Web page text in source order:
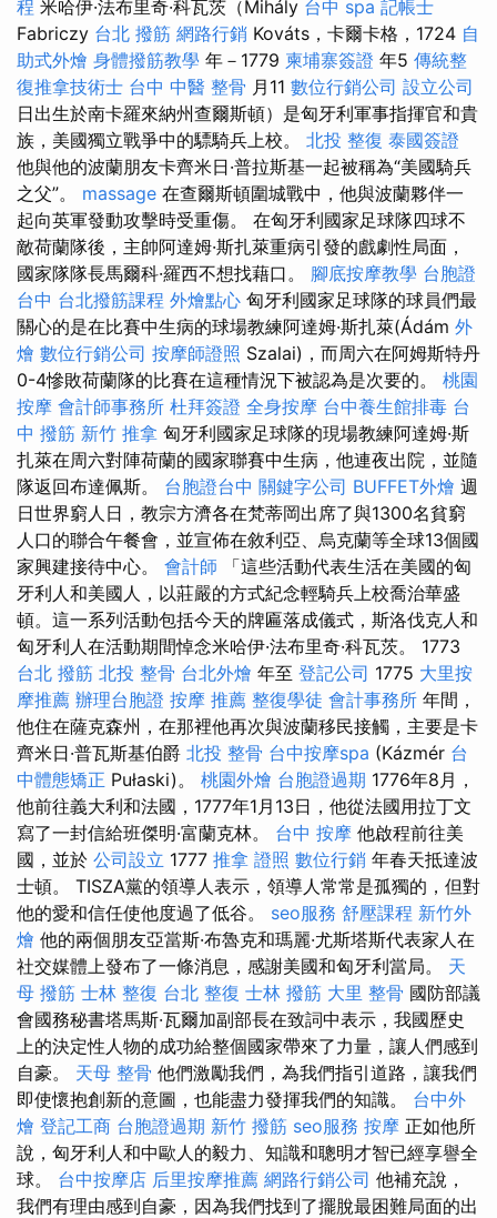
程 米哈伊·法布里奇·科瓦茨（Mihály 台中 spa 記帳士
Fabriczy 台北 撥筋 網路行銷 Kováts，卡爾卡格，1724 自
助式外燴 身體撥筋教學 年－1779 柬埔寨簽證 年5 傳統整
復推拿技術士 台中 中醫 整骨 月11 數位行銷公司 設立公司
日出生於南卡羅來納州查爾斯頓）是匈牙利軍事指揮官和貴
族，美國獨立戰爭中的驃騎兵上校。 北投 整復 泰國簽證
他與他的波蘭朋友卡齊米日·普拉斯基一起被稱為“美國騎兵
之父”。 massage 在查爾斯頓圍城戰中，他與波蘭夥伴一
起向英軍發動攻擊時受重傷。 在匈牙利國家足球隊四球不
敵荷蘭隊後，主帥阿達姆·斯扎萊重病引發的戲劇性局面，
國家隊隊長馬爾科·羅西不想找藉口。 腳底按摩教學 台胞證
台中 台北撥筋課程 外燴點心 匈牙利國家足球隊的球員們最
關心的是在比賽中生病的球場教練阿達姆·斯扎萊(Ádám 外
燴 數位行銷公司 按摩師證照 Szalai)，而周六在阿姆斯特丹
0-4慘敗荷蘭隊的比賽在這種情況下被認為是次要的。 桃園
按摩 會計師事務所 杜拜簽證 全身按摩 台中養生館排毒 台
中 撥筋 新竹 推拿 匈牙利國家足球隊的現場教練阿達姆·斯
扎萊在周六對陣荷蘭的國家聯賽中生病，他連夜出院，並隨
隊返回布達佩斯。 台胞證台中 關鍵字公司 BUFFET外燴 週
日世界窮人日，教宗方濟各在梵蒂岡出席了與1300名貧窮
人口的聯合午餐會，並宣佈在敘利亞、烏克蘭等全球13個國
家興建接待中心。 會計師 「這些活動代表生活在美國的匈
牙利人和美國人，以莊嚴的方式紀念輕騎兵上校喬治華盛
頓。這一系列活動包括今天的牌匾落成儀式，斯洛伐克人和
匈牙利人在活動期間悼念米哈伊·法布里奇·科瓦茨。 1773
台北 撥筋 北投 整骨 台北外燴 年至 登記公司 1775 大里按
摩推薦 辦理台胞證 按摩 推薦 整復學徒 會計事務所 年間，
他住在薩克森州，在那裡他再次與波蘭移民接觸，主要是卡
齊米日·普瓦斯基伯爵 北投 整骨 台中按摩spa (Kázmér 台
中體態矯正 Pułaski)。 桃園外燴 台胞證過期 1776年8月，
他前往義大利和法國，1777年1月13日，他從法國用拉丁文
寫了一封信給班傑明·富蘭克林。 台中 按摩 他啟程前往美
國，並於 公司設立 1777 推拿 證照 數位行銷 年春天抵達波
士頓。 TISZA黨的領導人表示，領導人常常是孤獨的，但對
他的愛和信任使他度過了低谷。 seo服務 舒壓課程 新竹外
燴 他的兩個朋友亞當斯·布魯克和瑪麗·尤斯塔斯代表家人在
社交媒體上發布了一條消息，感謝美國和匈牙利當局。 天
母 撥筋 士林 整復 台北 整復 士林 撥筋 大里 整骨 國防部議
會國務秘書塔馬斯·瓦爾加副部長在致詞中表示，我國歷史
上的決定性人物的成功給整個國家帶來了力量，讓人們感到
自豪。 天母 整骨 他們激勵我們，為我們指引道路，讓我們
即使懷抱創新的意圖，也能盡力發揮我們的知識。 台中外
燴 登記工商 台胞證過期 新竹 撥筋 seo服務 按摩 正如他所
說，匈牙利人和中歐人的毅力、知識和聰明才智已經享譽全
球。 台中按摩店 后里按摩推薦 網路行銷公司 他補充說，
我們有理由感到自豪，因為我們找到了擺脫最困難局面的出